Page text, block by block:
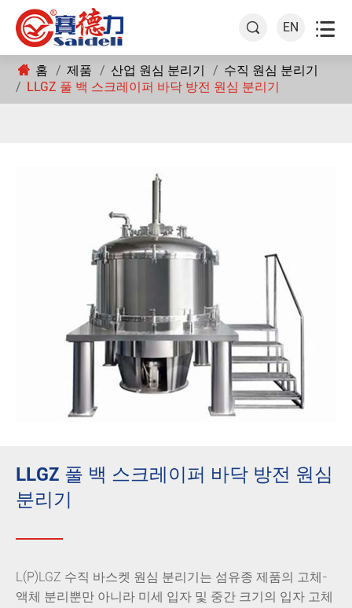
 EN 
홈 제품 산업 원심 분리기
수직 원심 분리기
LLGZ 풀 백 스크레이퍼 바닥 방전 원심 분리기
LLGZ 풀 백 스크레이퍼 바닥 방전 원심
분리기
L(P)LGZ 수직 바스켓 원심 분리기는 섬유종 제품의 고체-
액체 분리뿐만 아니라 미세 입자 및 중간 크기의 입자 고체